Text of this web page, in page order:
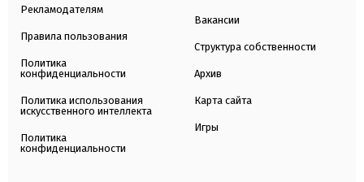
Рекламодателям
Правила пользования
Политика
конфиденциальности
Политика использования
искусственного интеллекта
Политика
конфиденциальности
Вакансии
Структура собственности
Архив
Карта сайта
Игры